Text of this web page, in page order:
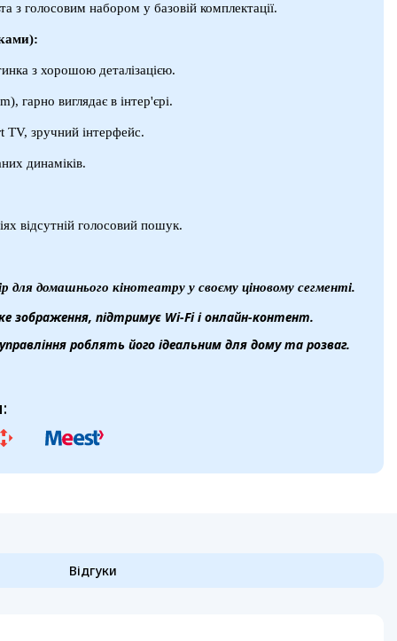
з голосовим набором у базовій комплектації.
з хорошою деталізацією.
гарно виглядає в інтер'єрі.
зручний інтерфейс.
динаміків.
відсутній голосовий пошук.
для домашнього кінотеатру у своєму ціновому сегменті.
зображення, підтримує Wi-Fi і онлайн-контент.
роблять його ідеальним для дому та розваг.
Відгуки